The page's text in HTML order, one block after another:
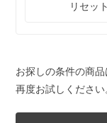
リセット
お探しの条件の商
再度お試しください